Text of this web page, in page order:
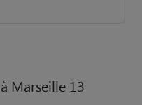
Marseille 13